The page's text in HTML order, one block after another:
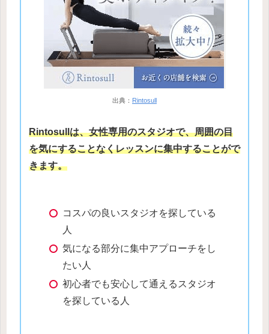
出典： Rintosull
Rintosullは、女性専用のスタジオで、周囲の目
を気にすることなくレッスンに集中することがで
きます。
コスパの良いスタジオを探している
人
気になる部分に集中アプローチをし
たい人
初心者でも安心して通えるスタジオ
を探している人